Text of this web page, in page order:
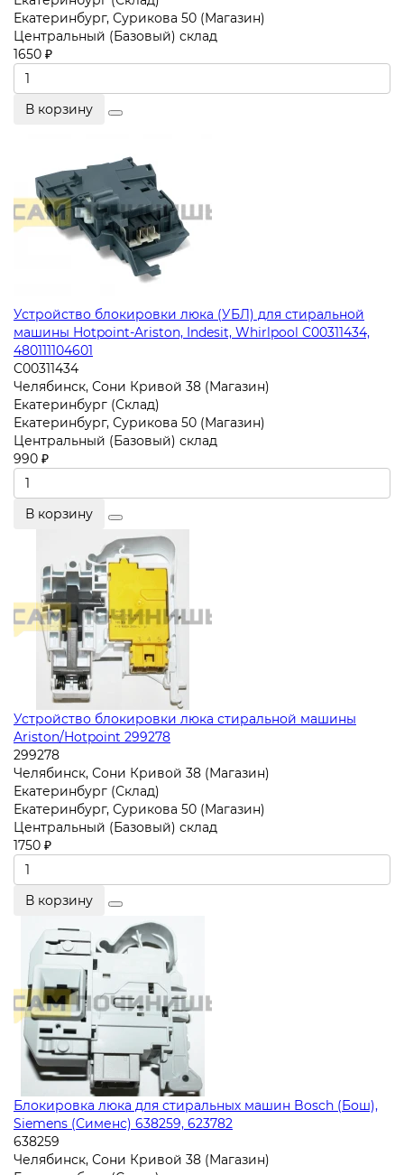
Екатеринбург, Сурикова 50 (Магазин)
Центральный (Базовый) склад
1650 ₽
В корзину
Устройство блокировки люка (УБЛ) для стиральной
машины Hotpoint-Ariston, Indesit, Whirlpool C00311434,
480111104601
C00311434
Челябинск, Сони Кривой 38 (Магазин)
Екатеринбург (Склад)
Екатеринбург, Сурикова 50 (Магазин)
Центральный (Базовый) склад
990 ₽
В корзину
Устройство блокировки люка стиральной машины
Ariston/Hotpoint 299278
299278
Челябинск, Сони Кривой 38 (Магазин)
Екатеринбург (Склад)
Екатеринбург, Сурикова 50 (Магазин)
Центральный (Базовый) склад
1750 ₽
В корзину
Блокировка люка для стиральных машин Bosch (Бош),
Siemens (Сименс) 638259, 623782
638259
Челябинск, Сони Кривой 38 (Магазин)